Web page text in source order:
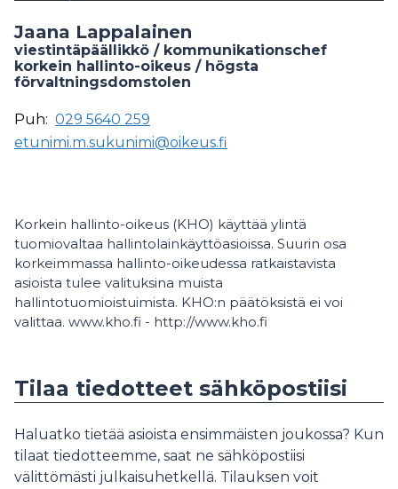
Jaana Lappalainen
viestintäpäällikkö / kommunikationschef
korkein hallinto-oikeus / högsta
förvaltningsdomstolen
Puh: 029 5640 259
etunimi.m.sukunimi@oikeus.fi
Korkein hallinto-oikeus (KHO) käyttää ylintä
tuomiovaltaa hallintolainkäyttöasioissa. Suurin osa
korkeimmassa hallinto-oikeudessa ratkaistavista
asioista tulee valituksina muista
hallintotuomioistuimista. KHO:n päätöksistä ei voi
valittaa. www.kho.fi - http://www.kho.fi
Tilaa tiedotteet sähköpostiisi
Haluatko tietää asioista ensimmäisten joukossa? Kun
tilaat tiedotteemme, saat ne sähköpostiisi
välittömästi julkaisuhetkellä. Tilauksen voit